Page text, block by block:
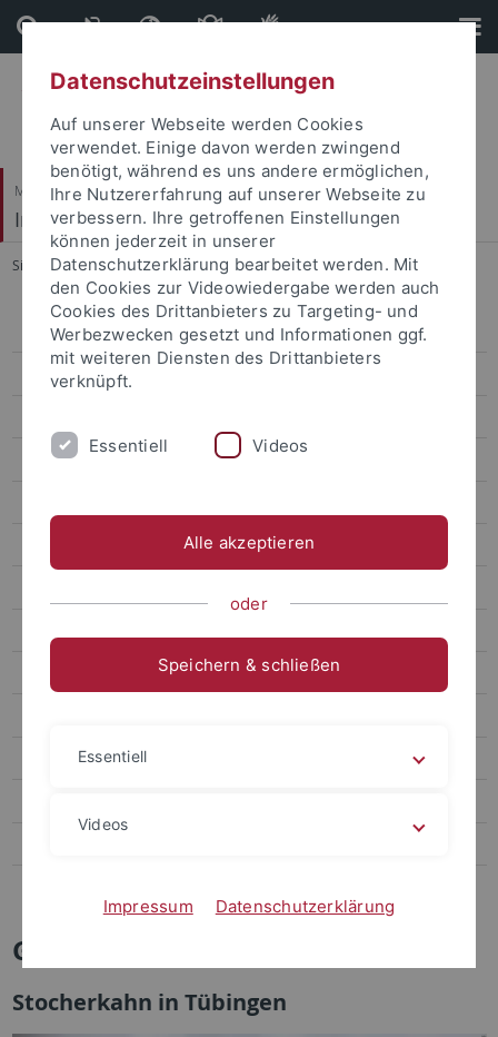
Direkt
zum
Inhalt
Direkt
zur
Fußleiste
Mathematisch-Naturwissenschaftliche Fakultät
Institut für Organische Chemie
Sie sind hier: Startseite ... Group activities 2017-2018
Research
Members
Teaching
Group activities 2017-2018
Conferences
Group activities 2017-2018
Stocherkahn in Tübingen
Datenschutzeinstellungen
Auf unserer Webseite werden Cookies
verwendet. Einige davon werden zwingend
benötigt, während es uns andere ermöglichen,
Ihre Nutzererfahrung auf unserer Webseite zu
verbessern. Ihre getroffenen Einstellungen
können jederzeit in unserer
Datenschutzerklärung bearbeitet werden. Mit
den Cookies zur Videowiedergabe werden auch
Cookies des Drittanbieters zu Targeting- und
Werbezwecken gesetzt und Informationen ggf.
mit weiteren Diensten des Drittanbieters
verknüpft.
Essentiell Videos
Alle akzeptieren
oder
Speichern & schließen
Essentiell
Videos
Impressum Datenschutzerklärung